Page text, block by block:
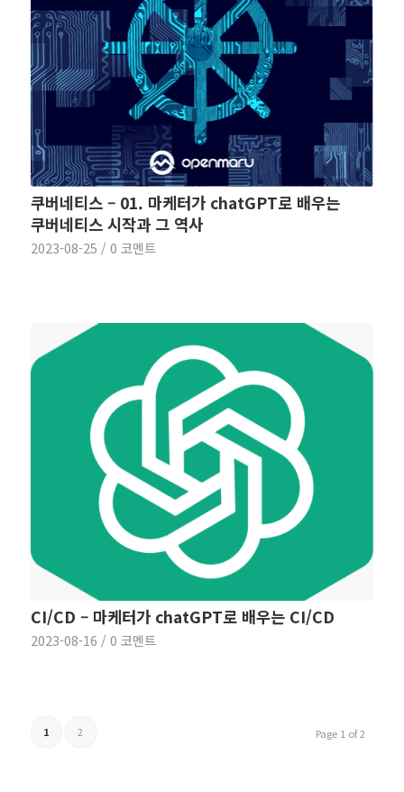
쿠버네티스 – 01. 마케터가 chatGPT로 배우는
쿠버네티스 시작과 그 역사
2023-08-25 / 0 코멘트
CI/CD – 마케터가 chatGPT로 배우는 CI/CD
2023-08-16 / 0 코멘트
Page 1 of 2
1 2